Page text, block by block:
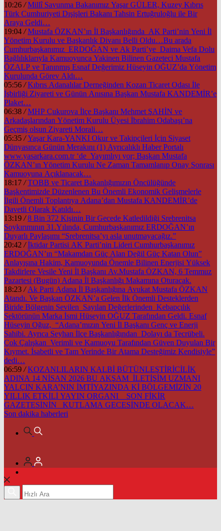
10:26 / Millî Savunma Bakanımız Yaşar GÜLER, Kuzey Kıbrıs
Türk Cumhuriyeti Dışişleri Bakanı Tahsin Ertuğruloğlu ile Bir
Araya Geldi…
19:04 / Mustafa ÖZKAN’ın İl Başkanlığında AK Parti’nin Yeni İl
Yönetim Kurulu ve Başkanlık Divanı Belli Oldu…Bu arada
Cumhurbaşkanımız ERDOĞAN ve Ak Parti’ye Daima Vefa Dolu
Bağlılıklarıyla Kamuoyunca Yakinen Bilinen Gazeteci Mustafa
ÖZALP ve Tanınmış Esnaf Değerimiz Hüseyin OĞUZ’da Yönetim
Kurulunda Görev Aldı…
05:56 / Kıbrıs Adanalılar Derneğinden Kozan Ticaret Odası İle
İşbirliği Ziyareti ve Günün Anısına Başkan Mustafa KANDEMİR’e
Plaket…
06:38 / MHP Çukurova İlçe Başkanı Mehmet ŞAHİN ve
Arkadaşlarından Yönetim Kurulu Üyesi İbrahim Odabaşı’na
Geçmiş olsun Ziyareti Morali…
05:35 / Yaşar Kara-YANKI Okur ve Takipçileri İçin Siyaset
Dünyasınca Günün Merakını (1) Ayrıcalıklı Haber Portalı
www.yasarkara.com.tr ‘de Yayımlıyı yor; Başkan Mustafa
ÖZKAN’ın Yönetim Kurulu Ne Zaman Tamamlanıp Onay Sonrası
Kamuoyuna Açıklanacak…
18:17 / TOBB ve Ticaret Bakanlığımızın Öncülüğünde
Başkentimizde Düzenlenen Bu Önemli Ekonomik Gelişmelerle
İlgili Önemli Toplantıya Adana’dan Mustafa KANDEMİR’de
Davetli Olarak Katıldı…
13:19 / 8 Bin 372 Kişinin Bir Gecede Katledildiği Srebrenitsa
Soykırımının 31.Yılında, Cumhurbaşkanımız ERDOĞAN’ın
Duyarlı Paylaşımı “Srebrenitsa’yı asla unutmayacağız.”
20:42 / İktidar Partisi AK Parti’nin Lideri Cumhurbaşkanımız
ERDOĞAN’ın “Makamdan Güç Alan Değil Güç Katan Olun”
Anlayışına Hakim, Kamuoyunda Önemle Bilinen Enerjisi Yüksek
Takdirlere Vesile Yeni İl Başkanı Av.Mustafa ÖZKAN, 6 Temmuz
Pazartesi (Bugün) Adana İl Başkanlığı Makamına Oturacak.
18:23 / Ak Parti Adana İl Başkanlığına Avukat Mustafa ÖZKAN
Atandı. Ve Başkan ÖZKAN’a Gelen İlk Önemli Desteklerden
Biride Bölgenin Sevilen Sayılan Değerlerinden Kebapçılık
Sektörünün Marka İsmi Hüseyin OĞUZ Tarafından Geldi. Esnaf
Hüseyin Oğuz, “Adana’mızın Yeni İl Başkanı Genç ve Enerji
Sahibi. Ayrıca Seyhan İlçe Başkanlığından Dolayı da Tecrübeli.
Çok Çalışkan Verimli ve Kamuoyu Tarafından Güven Duyulan Bir
Kıymet. İsabetli ve Tam Yerinde Bir Atama Desteğimiz Kendisiyle”
dedi…
06:59 / KOZANLILARIN KALBİ BÜTÜNLEŞTİRİCİLİK
ADINA 14 NİSAN 2026 BU AKŞAM İLETİŞİM UZMANI
YALÇIN KARA’NIN İMTİYAZINDA Kİ BÖLGEMİZİN 20
YILLIK ETKİLİ YAYIN ORGANI SON FİKİR
GAZETESİNİN KUTLAMA GECESİNDE OLACAK…
Son dakika haberleri